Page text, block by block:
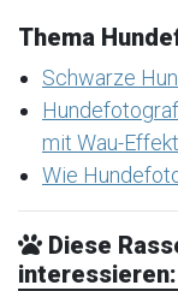
Thema
Schwarze
mit Wau-Effekt
Wie
Diese
interessieren: